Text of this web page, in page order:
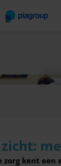
Zoeken
zorg kent een